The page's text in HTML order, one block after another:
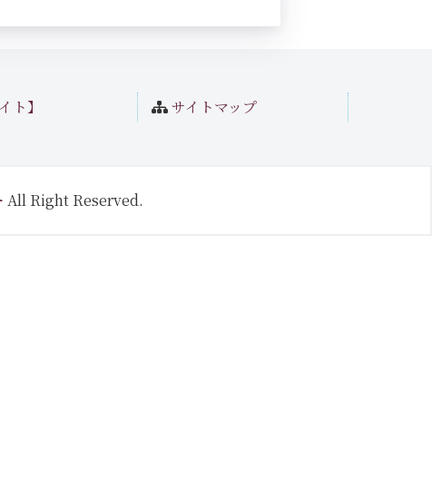
ト】 サイトマップ
All Right Reserved.